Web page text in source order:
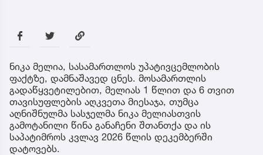
ნიკა მელია, სასამართლოს უპატივცემლობის
ფაქტზე, დამნაშავედ ცნეს. მოსამართლის
გადაწყვეტილებით, მელიას 1 წლით და 6 თვით
თავისუფლების აღკვეთა მიესაჯა, თუმცა
აღნიშნულმა სასჯელმა ნიკა მელიასთვის
გამოტანილი წინა განაჩენი შთანთქა და ის
საპატიმროს კვლავ 2026 წლის დეკემბერში
დატოვებს.